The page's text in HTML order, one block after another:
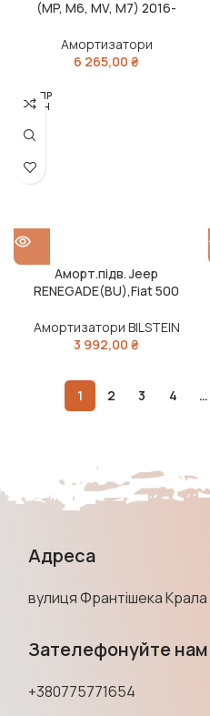
(MP, M6, MV, M7) 2016-
BILSTEIN)
Амортизатори
6 265,00 ₴
РОЗПР
ОДАН
Аморт.підв. Jeep
RENEGADE(BU),Fiat 500
газ.B4 (вир-во Bilstein)
Амортизатори BILSTEIN
3 992,00 ₴
1 2 3 4 …
Адреса
вулиця Франтішека Крала
Зателефонуйте нам
+380775771654